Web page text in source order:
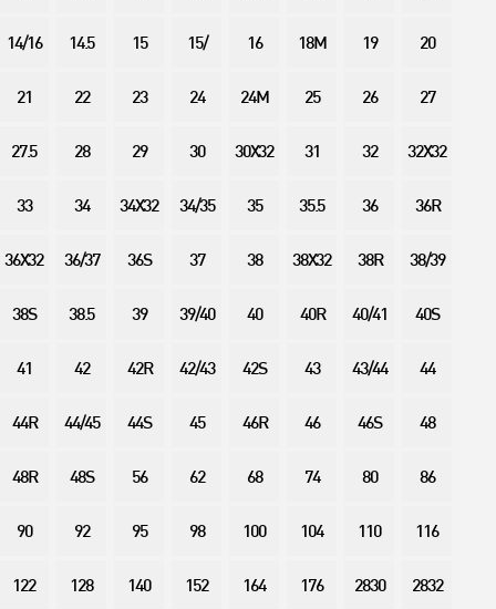
14/16 14.5 15 15/ 16 18M 19 20
21 22 23 24 24M 25 26 27
27.5 28 29 30 30X32 31 32 32X32
33 34 34X32 34/35 35 35.5 36 36R
36X32 36/37 36S 37 38 38X32 38R 38/39
38S 38.5 39 39/40 40 40R 40/41 40S
41 42 42R 42/43 42S 43 43/44 44
44R 44/45 44S 45 46R 46 46S 48
48R 48S 56 62 68 74 80 86
90 92 95 98 100 104 110 116
122 128 140 152 164 176 2830 2832